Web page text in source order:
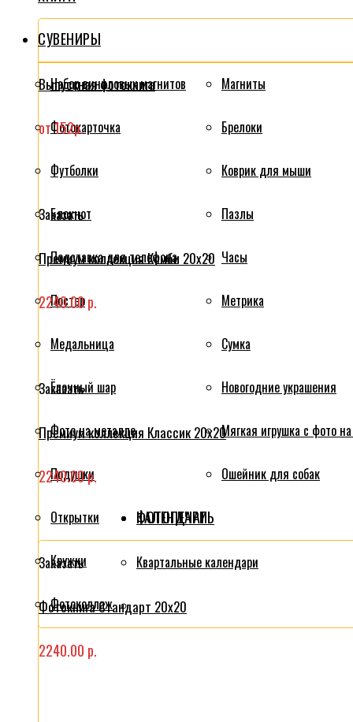
Выпускная фотокнига
от 152р.
Заказать
Премиум коллекция Комби 20x20
2240.00 р.
Заказать
Премиум коллекция Классик 20x20
2240.00 р.
Заказать
Фотокнига Стандарт 20x20
2240.00 р.
СУВЕНИРЫ
Набор виниловых магнитов
Фотокарточка
Футболки
Блокнот
Подставка для телефона
Постер
Медальница
Ёлочный шар
Фото на металле
Подушки
Магниты
Брелоки
Коврик для мыши
Пазлы
Часы
Метрика
Сумка
Новогодние украшения
Мягкая игрушка с фото
Ошейник для собак
Открытки
Кружки
Фотоколлаж
ФОТОПЕЧАТЬ
КАЛЕНДАРИ
Квартальные календари